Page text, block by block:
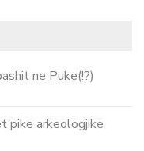
ne Puke(!?)
pike arkeologjike